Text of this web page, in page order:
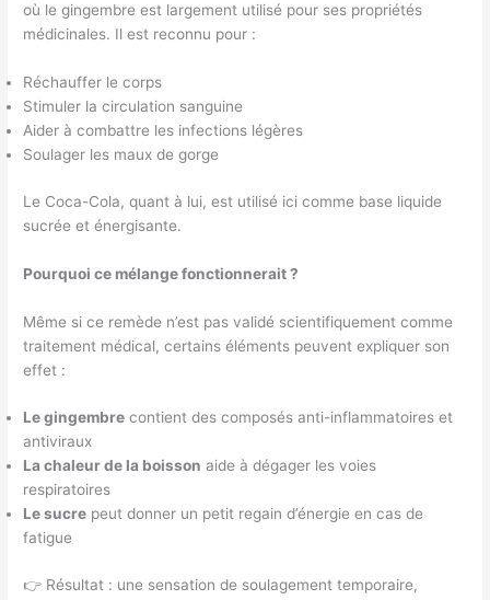
où le gingembre est largement utilisé pour ses propriétés
médicinales. Il est reconnu pour :
Réchauffer le corps
Stimuler la circulation sanguine
Aider à combattre les infections légères
Soulager les maux de gorge
Le Coca-Cola, quant à lui, est utilisé ici comme base liquide
sucrée et énergisante.
Pourquoi ce mélange fonctionnerait ?
Même si ce remède n’est pas validé scientifiquement comme
traitement médical, certains éléments peuvent expliquer son
effet :
Le gingembre contient des composés anti-inflammatoires et
antiviraux
La chaleur de la boisson aide à dégager les voies
respiratoires
Le sucre peut donner un petit regain d’énergie en cas de
fatigue
👉 Résultat : une sensation de soulagement temporaire,